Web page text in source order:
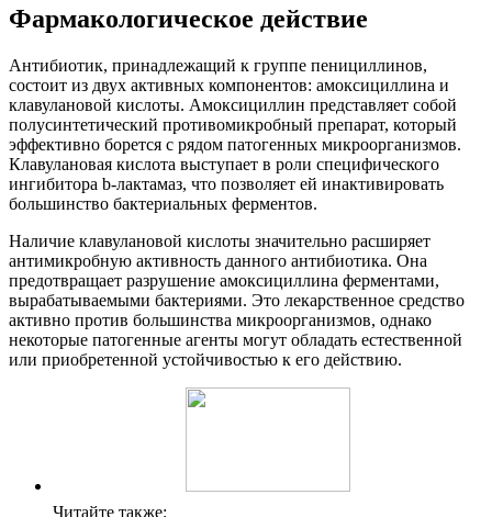
Фармакологическое действие
Антибиотик, принадлежащий к группе пенициллинов,
состоит из двух активных компонентов: амоксициллина и
клавулановой кислоты. Амоксициллин представляет собой
полусинтетический противомикробный препарат, который
эффективно борется с рядом патогенных микроорганизмов.
Клавулановая кислота выступает в роли специфического
ингибитора b-лактамаз, что позволяет ей инактивировать
большинство бактериальных ферментов.
Наличие клавулановой кислоты значительно расширяет
антимикробную активность данного антибиотика. Она
предотвращает разрушение амоксициллина ферментами,
вырабатываемыми бактериями. Это лекарственное средство
активно против большинства микроорганизмов, однако
некоторые патогенные агенты могут обладать естественной
или приобретенной устойчивостью к его действию.
Читайте также: